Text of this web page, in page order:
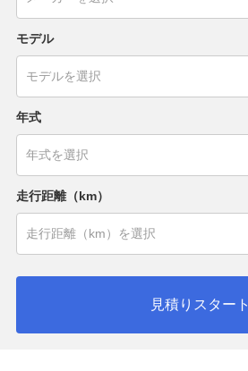
モデル
年式
走行距離（km）
見積りスタート